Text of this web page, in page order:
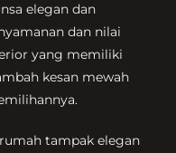
elegan dan
dan nilai
yang memiliki
kesan mewah
tampak elegan